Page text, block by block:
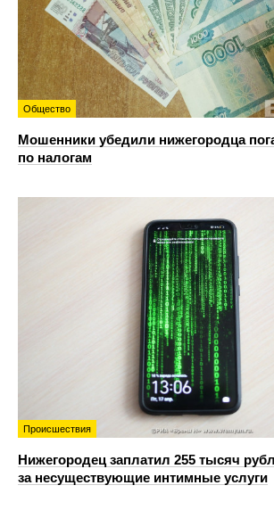
Общество
Мошенники убедили нижегородца
по налогам
Происшествия
Нижегородец заплатил 255 тысяч
за несуществующие интимные услуги